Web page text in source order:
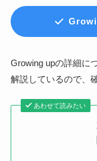
Growing upの詳細に
解説しているので、
あわせて読みたい